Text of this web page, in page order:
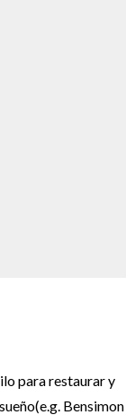
para restaurar y